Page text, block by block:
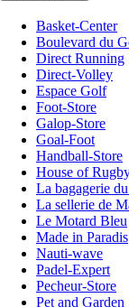
Basket-Center
Boulevard du
Direct Running
Direct-Volley
Espace Golf
Foot-Store
Galop-Store
Goal-Foot
Handball-Store
House of
La bagagerie
La sellerie de
Le Motard Bleu
Made in Paradis
Nauti-wave
Padel-Expert
Pecheur-Store
Pet and Garden